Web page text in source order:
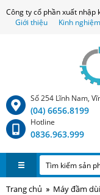
Công ty cổ phần xuất nhập
Giới thiệu
Kinh
Số 254 Lĩnh Nam,
(04) 6656.8199
Hotline
0836.963.999
Trang chủ Máy đầm